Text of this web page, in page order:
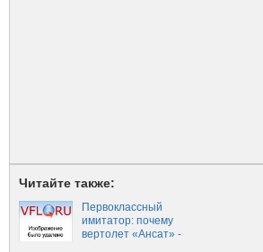
Читайте также:
Первоклассный
имитатор: почему
вертолет «Ансат» -